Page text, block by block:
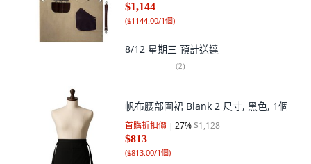
$1,144
($1144.00/1個)
8/12 星期三 預計送達
(2)
帆布腰部圍裙 Blank 2 尺寸, 黑色, 1個
首購折扣價 27%$1,128
$813
($813.00/1個)